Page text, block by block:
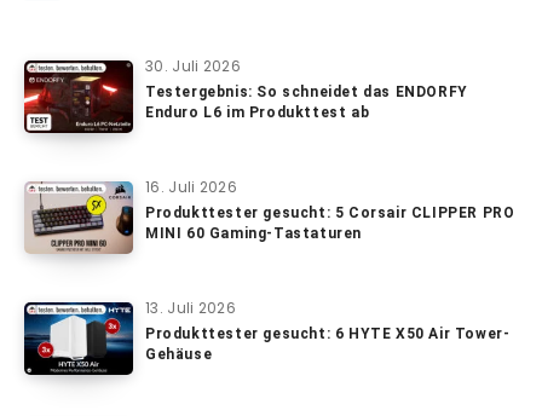
30. Juli 2026
Testergebnis: So schneidet das ENDORFY
Enduro L6 im Produkttest ab
16. Juli 2026
Produkttester gesucht: 5 Corsair CLIPPER PRO
MINI 60 Gaming-Tastaturen
13. Juli 2026
Produkttester gesucht: 6 HYTE X50 Air Tower-
Gehäuse